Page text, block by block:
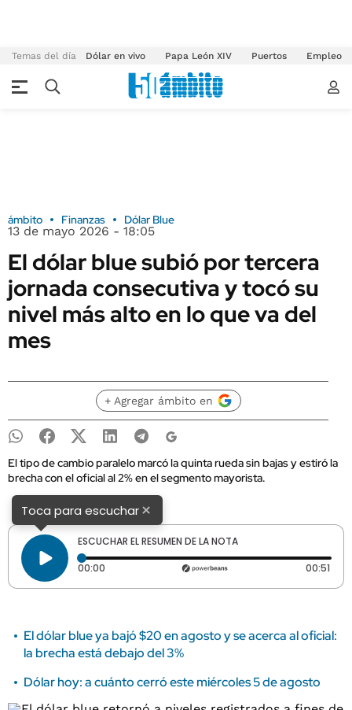
Temas del día Dólar en vivo Papa León XIV Puertos Empleo
ámbito Finanzas Dólar Blue
13 de mayo 2026 - 18:05
El dólar blue subió por tercera
jornada consecutiva y tocó su
nivel más alto en lo que va del
mes
+ Agregar ámbito en
El tipo de cambio paralelo marcó la quinta rueda sin bajas y estiró la
brecha con el oficial al 2% en el segmento mayorista.
Toca para escuchar×
ESCUCHAR EL RESUMEN DE LA NOTA
00:00 Tiempo transcurrido: 0 segundos 00:51
El dólar blue ya bajó $20 en agosto y se acerca al oficial:
la brecha está debajo del 3%
Dólar hoy: a cuánto cerró este miércoles 5 de agosto